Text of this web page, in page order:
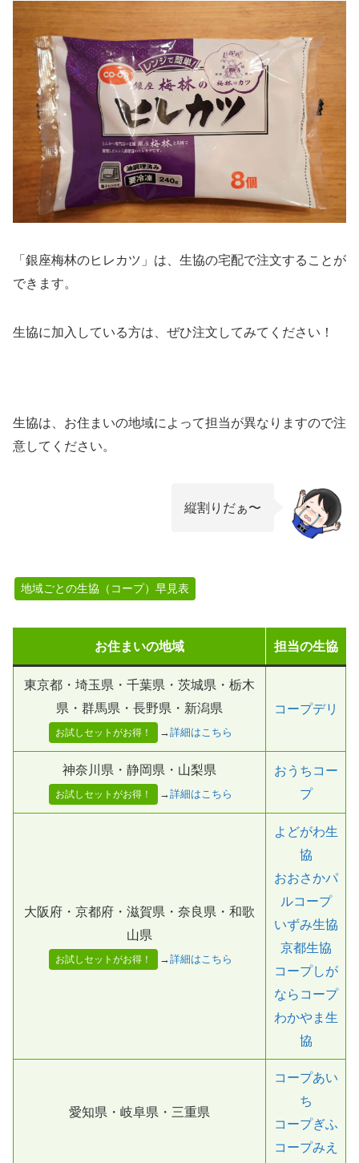
「銀座梅林のヒレカツ」は、生協の宅配で注文することが
できます。
生協に加入している方は、ぜひ注文してみてください！
生協は、お住まいの地域によって担当が異なりますので注
意してください。
縦割りだぁ〜
地域ごとの生協（コープ）早見表
お住まいの地域 担当の生協
東京都・埼玉県・千葉県・茨城県・栃木
県・群馬県・長野県・新潟県
お試しセットがお得！ →詳細はこちら
コープデリ
神奈川県・静岡県・山梨県
お試しセットがお得！ →詳細はこちら
おうちコー
プ
大阪府・京都府・滋賀県・奈良県・和歌
山県
お試しセットがお得！ →詳細はこちら
よどがわ生
協
おおさかパ
ルコープ
いずみ生協
京都生協
コープしが
ならコープ
わかやま生
協
愛知県・岐阜県・三重県
コープあい
ち
コープぎふ
コープみえ